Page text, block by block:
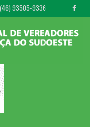
(46) 93505-9336